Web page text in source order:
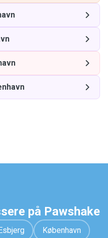
på Pawshake
København